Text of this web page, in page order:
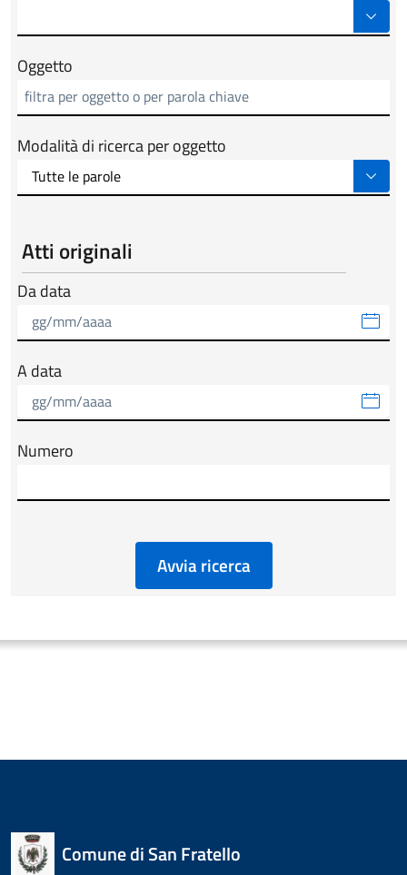
Oggetto
Modalità di ricerca per oggetto
Atti originali
Da data
A data
Numero
Avvia ricerca
Comune di San Fratello